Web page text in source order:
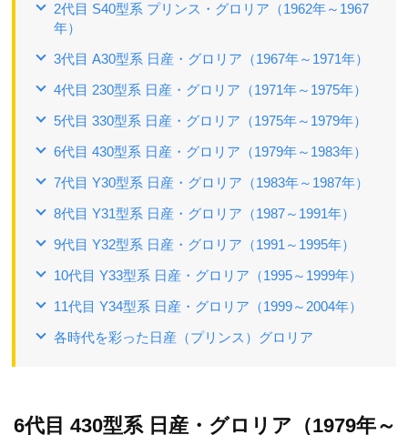
2代目 S40型系 プリンス・グロリア（1962年～1967
年）
3代目 A30型系 日産・グロリア（1967年～1971年）
4代目 230型系 日産・グロリア（1971年～1975年）
5代目 330型系 日産・グロリア（1975年～1979年）
6代目 430型系 日産・グロリア（1979年～1983年）
7代目 Y30型系 日産・グロリア（1983年～1987年）
8代目 Y31型系 日産・グロリア（1987～1991年）
9代目 Y32型系 日産・グロリア（1991～1995年）
10代目 Y33型系 日産・グロリア（1995～1999年）
11代目 Y34型系 日産・グロリア（1999～2004年）
各時代を彩った日産（プリンス）グロリア
6代目 430型系 日産・グロリア（1979年～